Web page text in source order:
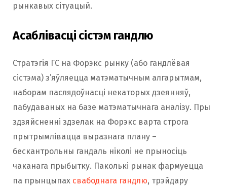
рынкавых сітуацый.
Асаблівасці сістэм гандлю
Стратэгія ГС на Форэкс рынку (або гандлёвая
сістэма) з’яўляецца матэматычным алгарытмам,
наборам паслядоўнасці некаторых дзеянняў,
пабудаваных на базе матэматычнага аналізу. Пры
здзяйсненні здзелак на Форэкс варта строга
прытрымлівацца выразнага плану –
бескантрольны гандаль ніколі не прыносіць
чаканага прыбытку. Паколькі рынак фармуецца
па прынцыпах свабоднага гандлю, трэйдару